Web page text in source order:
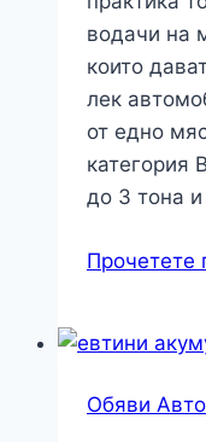
водачи на
които
лек
от едно
категория
до 3 тона
Прочетете
Обяви